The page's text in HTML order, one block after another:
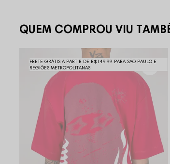
QUEM COMPROU VIU
FRETE GRÁTIS A PARTIR DE R$149,99 PARA SÃO PAULO E
REGIÕES METROPOLITANAS